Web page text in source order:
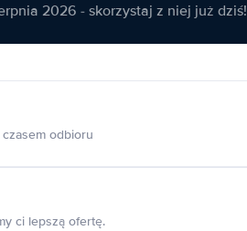
2026 - skorzystaj z niej już dziś!
odbioru
ci lepszą ofertę.